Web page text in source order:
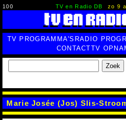
100 TV en Radio DB zo 9
TV PROGRAMMA'S RADIO
CONTACTTV
Zoek
Marie Josée (Jos) Slis-